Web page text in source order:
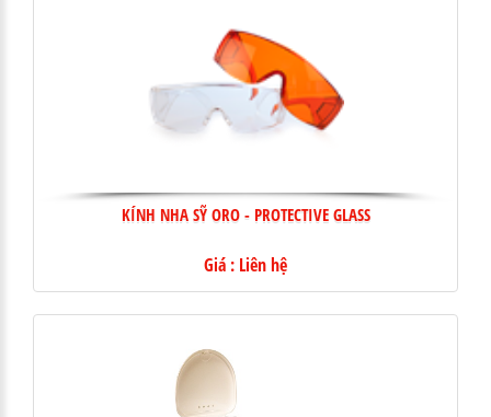
KÍNH NHA SỸ ORO - PROTECTIVE GLASS
Giá : Liên hệ